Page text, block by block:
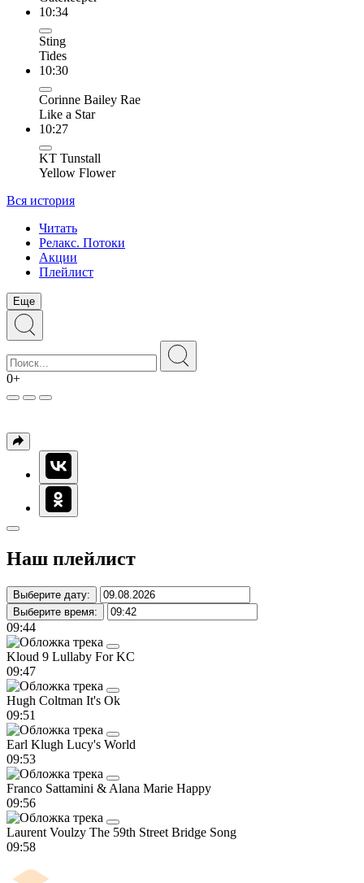
10:34
Sting
Tides
10:30
Corinne Bailey Rae
Like a Star
10:27
KT Tunstall
Yellow Flower
Вся история
Читать
Релакс. Потоки
Акции
Плейлист
Еще
0+
Наш плейлист
Выберите дату:
Выберите время:
09:44
Kloud 9 Lullaby For KC
09:47
Hugh Coltman It's Ok
09:51
Earl Klugh Lucy's World
09:53
Franco Sattamini & Alana Marie Happy
09:56
Laurent Voulzy The 59th Street Bridge Song
09:58